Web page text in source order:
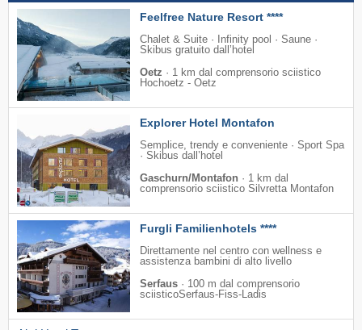
Feelfree Nature Resort ****
Chalet & Suite · Infinity pool · Saune ·
Skibus gratuito dall’hotel
Oetz · 1 km dal comprensorio sciistico
Hochoetz - Oetz
Explorer Hotel Montafon
Semplice, trendy e conveniente · Sport Spa
· Skibus dall’hotel
Gaschurn/Montafon · 1 km dal
comprensorio sciistico Silvretta Montafon
Furgli Familienhotels ****
Direttamente nel centro con wellness e
assistenza bambini di alto livello
Serfaus · 100 m dal comprensorio
sciisticoSerfaus-Fiss-Ladis